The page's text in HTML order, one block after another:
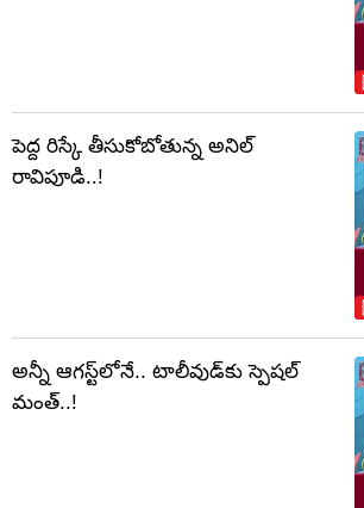
పెద్ద రిస్కే తీసుకోబోతున్న అనిల్
రావిపూడి..!
అన్నీ ఆగస్ట్‌లోనే.. టాలీవుడ్‌కు స్పెషల్
మంత్..!